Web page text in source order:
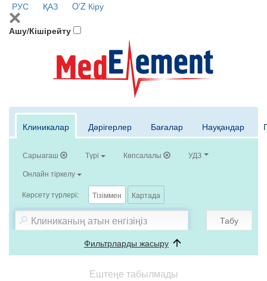
РУС ҚАЗ O'Z Кіру
Ашу/Кішірейту
Клиникалар Дәрігерлер Бағалар Науқандар
Сарыагаш Түрі Көпсалалы
УДЗ
Онлайн тіркелу
Көрсету түрлері: Тізіммен Картада
Табу
Фильтрларды жасыру
Ештеңе табылмады